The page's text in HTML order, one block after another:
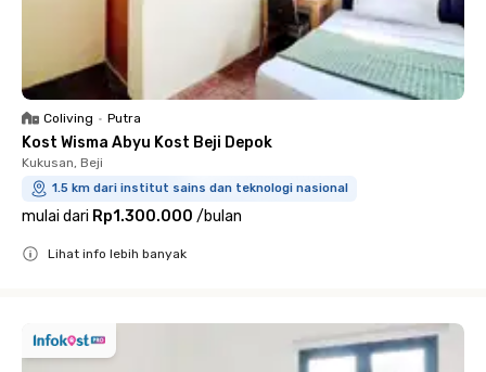
Coliving • Putra
Kost Wisma Abyu Kost Beji Depok
Kukusan, Beji
1.5 km dari institut sains dan teknologi nasional
mulai dari Rp1.300.000 /bulan
Lihat info lebih banyak